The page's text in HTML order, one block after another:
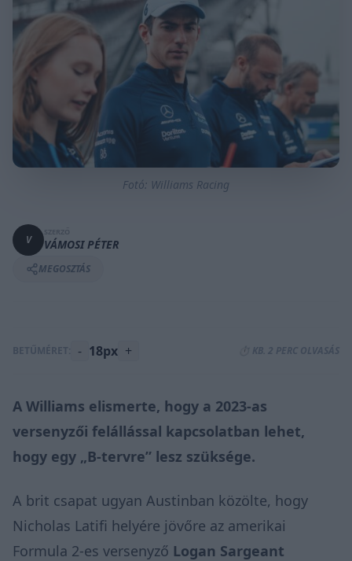
Fotó: Williams Racing
V VÁMOSI PÉTER
MEGOSZTÁS
BETŰMÉRET: - 18px + ⏱️ KB. 2 PERC OLVASÁS
A Williams elismerte, hogy a 2023-as
versenyzői felállással kapcsolatban lehet,
hogy egy „B-tervre” lesz szüksége.
A brit csapat ugyan Austinban közölte, hogy
Nicholas Latifi helyére jövőre az amerikai
Formula 2-es versenyző Logan Sargeant